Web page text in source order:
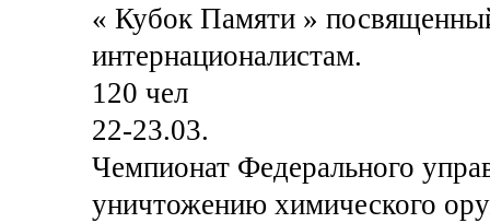
« Кубок Памяти »
интернационалистам.
120 чел
22-23.03.
Чемпионат Федерального
уничтожению химического